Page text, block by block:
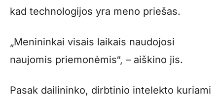
kad technologijos yra meno priešas.
„Menininkai visais laikais naudojosi
naujomis priemonėmis“, – aiškino jis.
Pasak dailininko, dirbtinio intelekto kuriami